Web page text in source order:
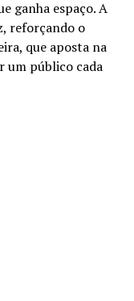
ganha espaço. A
reforçando o
que aposta na
um público cada